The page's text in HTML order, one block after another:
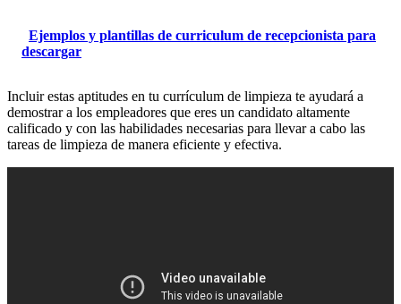
Ejemplos y plantillas de curriculum de recepcionista para
descargar
Incluir estas aptitudes en tu currículum de limpieza te ayudará a
demostrar a los empleadores que eres un candidato altamente
calificado y con las habilidades necesarias para llevar a cabo las
tareas de limpieza de manera eficiente y efectiva.